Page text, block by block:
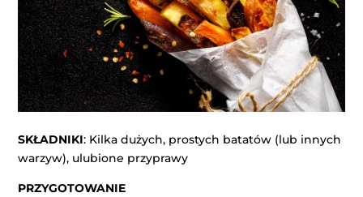
SKŁADNIKI: Kilka dużych, prostych batatów (lub innych
warzyw), ulubione przyprawy
PRZYGOTOWANIE